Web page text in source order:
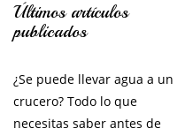
Últimos artículos
publicados
¿Se puede llevar agua a un
crucero? Todo lo que
necesitas saber antes de